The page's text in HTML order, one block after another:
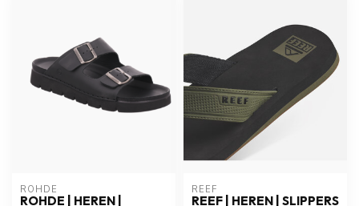
ROHDE
ROHDE | HEREN |
REEF
REEF | HEREN | SLIPPERS